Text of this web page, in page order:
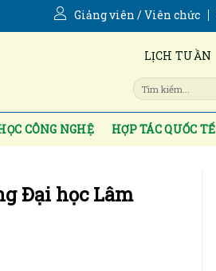
Giảng viên / Viên chức
LỊCH TUẦN
CÔNG NGHỆ HỢP TÁC QUỐC TẾ
Đại học Lâm